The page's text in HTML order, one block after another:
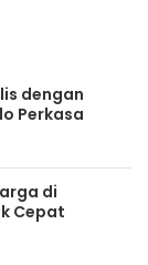
dengan
Perkasa
di
Cepat